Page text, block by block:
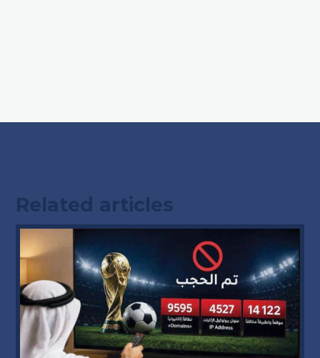
Related articles